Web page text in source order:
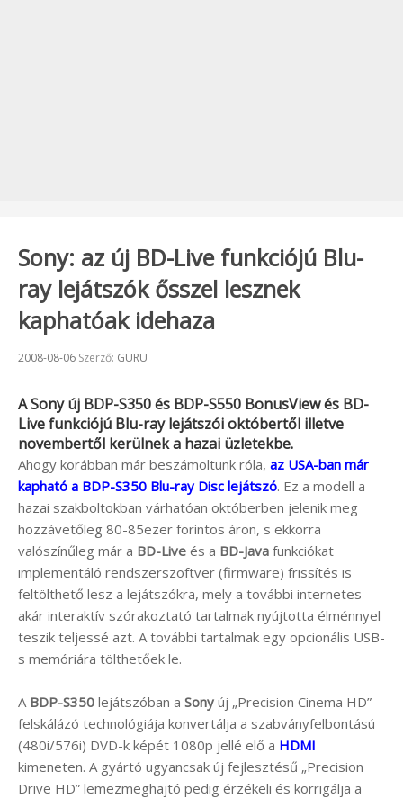
Sony: az új BD-Live funkciójú Blu-
ray lejátszók ősszel lesznek
kaphatóak idehaza
Beküldve:
2008-08-06 Szerző: GURU
ASonyúj BDP-S350és BDP-S550 BonusViewés BD-
Livefunkciójú Blu-ray lejátszói októbertől illetve
novembertől kerülnek a hazai üzletekbe.
Ahogy korábban már beszámoltunk róla, az USA-ban már
kapható a BDP-S350 Blu-ray Disc lejátszó. Ez a modell a
hazai szakboltokban várhatóan októberben jelenik meg
hozzávetőleg 80-85ezer forintos áron, s ekkorra
valószínűleg már a BD-Live és a BD-Java funkciókat
implementáló rendszerszoftver (firmware) frissítés is
feltölthető lesz a lejátszókra, mely a további internetes
akár interaktív szórakoztató tartalmak nyújtotta élménnyel
teszik teljessé azt. A további tartalmak egy opcionális USB-
s memóriára tölthetőek le.
A BDP-S350 lejátszóban a Sony új „Precision Cinema HD”
felskálázó technológiája konvertálja a szabványfelbontású
(480i/576i) DVD-k képét 1080p jellé elő a HDMI
kimeneten. A gyártó ugyancsak új fejlesztésű „Precision
Drive HD” lemezmeghajtó pedig érzékeli és korrigálja a